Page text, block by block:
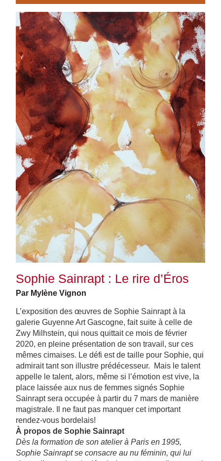
Sophie Sainrapt : Le rire d’Éros
Par Mylène Vignon
L’exposition des œuvres de Sophie Sainrapt à la
galerie Guyenne Art Gascogne, fait suite à celle de
Zwy Milhstein, qui nous quittait ce mois de février
2020, en pleine présentation de son travail, sur ces
mêmes cimaises. Le défi est de taille pour Sophie, qui
admirait tant son illustre prédécesseur. Mais le talent
appelle le talent, alors, même si l’émotion est vive, la
place laissée aux nus de femmes signés Sophie
Sainrapt sera occupée à partir du 7 mars de manière
magistrale. Il ne faut pas manquer cet important
rendez-vous bordelais!
À propos de Sophie Sainrapt
Dès la formation de son atelier à Paris en 1995,
Sophie Sainrapt se consacre au nu féminin, qui lui